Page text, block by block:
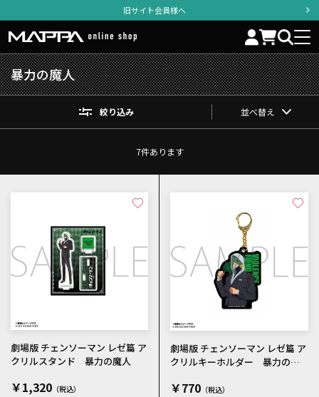
旧サイト会員様へ
暴力の魔人
絞り込み 並べ替え
7件あります
劇場版 チェンソーマン レゼ篇 ア
クリルスタンド 暴力の魔人
￥1,320
劇場版 チェンソーマン レゼ篇 ア
クリルキーホルダー 暴力の魔
￥770